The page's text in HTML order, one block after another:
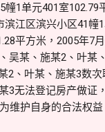
1单元401室
江区滨兴小区41幢
平方米，2005年7
吴某、施某2、叶某
2、叶某、施某3数
3无法登记房产做证
维护自身的合法权